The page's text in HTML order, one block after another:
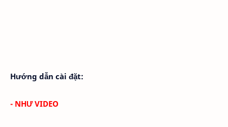
Hướng dẫn cài đặt:
- NHƯ VIDEO